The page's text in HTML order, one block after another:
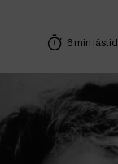
6 min lästid